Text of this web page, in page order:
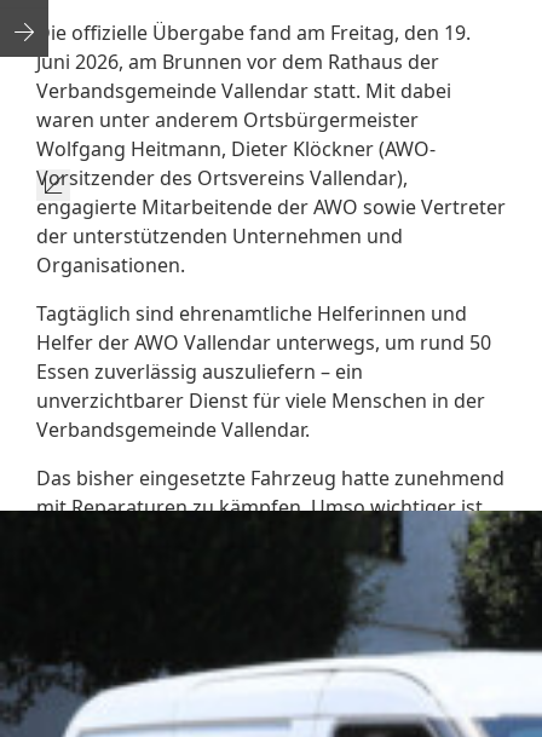
Die offizielle Übergabe fand am Freitag, den 19.
Juni 2026, am Brunnen vor dem Rathaus der
Verbandsgemeinde Vallendar statt. Mit dabei
waren unter anderem Ortsbürgermeister
Wolfgang Heitmann, Dieter Klöckner (AWO-
Vorsitzender des Ortsvereins Vallendar),
engagierte Mitarbeitende der AWO sowie Vertreter
der unterstützenden Unternehmen und
Organisationen.
Tagtäglich sind ehrenamtliche Helferinnen und
Helfer der AWO Vallendar unterwegs, um rund 50
Essen zuverlässig auszuliefern – ein
unverzichtbarer Dienst für viele Menschen in der
Verbandsgemeinde Vallendar.
Das bisher eingesetzte Fahrzeug hatte zunehmend
mit Reparaturen zu kämpfen. Umso wichtiger ist
die Investition in ein modernes, nachhaltiges und
zuverlässiges Elektrofahrzeug, das die Arbeit
künftig deutlich erleichtert und zugleich einen
Ein herzliches Dankeschön an alle
Unterstützenden, die dieses Projekt möglich
gemacht haben – ein starkes Zeichen für das